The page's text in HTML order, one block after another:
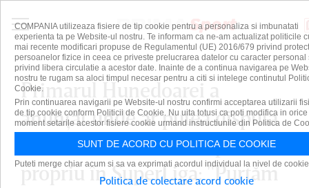
Primarul Hunedoarei a
anunţat unde ar putea disputa
Corvinul meciurile de pe teren
propriu în SuperLiga: "Purtăm
COMPANIA utilizeaza fisiere de tip cookie pentru a personaliza si imbunatati
experienta ta pe Website-ul nostru. Te informam ca ne-am actualizat politicile
mai recente modificari propuse de Regulamentul (UE) 2016/679 privind
persoanelor fizice in ceea ce priveste prelucrarea datelor cu caracter personal
privind libera circulatie a acestor date. Inainte de a continua navigarea pe
nostru te rugam sa aloci timpul necesar pentru a citi si intelege continutul
Cookie.
Prin continuarea navigarii pe Website-ul nostru confirmi acceptarea utilizarii
de tip cookie conform Politicii de Cookie. Nu uita totusi ca poti modifica in orice
moment setarile acestor fisiere cookie urmand instructiunile din Politica de
SUNT DE ACORD CU POLITICA DE COOKIE
Puteti merge chiar acum si sa va exprimati acordul individual la nivel de
Politica de colectare acord cookie